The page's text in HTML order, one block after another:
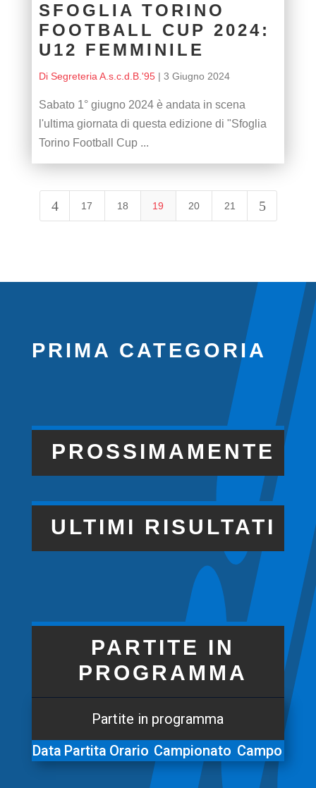
SFOGLIA TORINO
FOOTBALL CUP 2024:
U12 FEMMINILE
Di Segreteria A.s.c.d.B.'95| 3 Giugno 2024
Sabato 1° giugno 2024 è andata in scena
l'ultima giornata di questa edizione di "Sfoglia
Torino Football Cup ...
4 17 18 19 20 21 5
PRIMA CATEGORIA
PROSSIMAMENTE
ULTIMI RISULTATI
PARTITE IN
PROGRAMMA
Partite in programma
Data Partita Orario Campionato Campo